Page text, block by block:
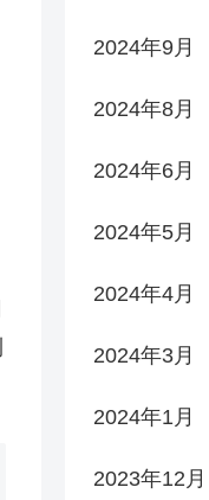
2024年9月
2024年8月
2024年6月
2024年5月
2024年4月
2024年3月
2024年1月
2023年12月